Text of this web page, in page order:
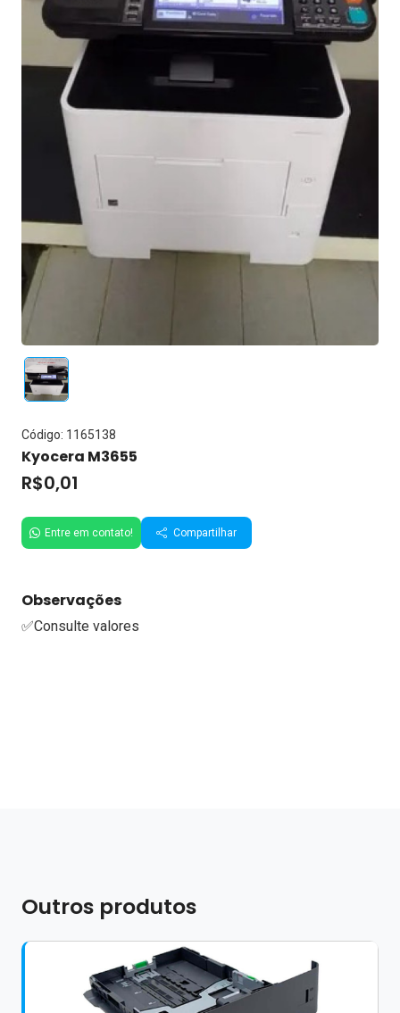
Código: 1165138
Kyocera M3655
R$0,01
Entre em contato! Compartilhar
Observações
✅Consulte valores
Outros produtos